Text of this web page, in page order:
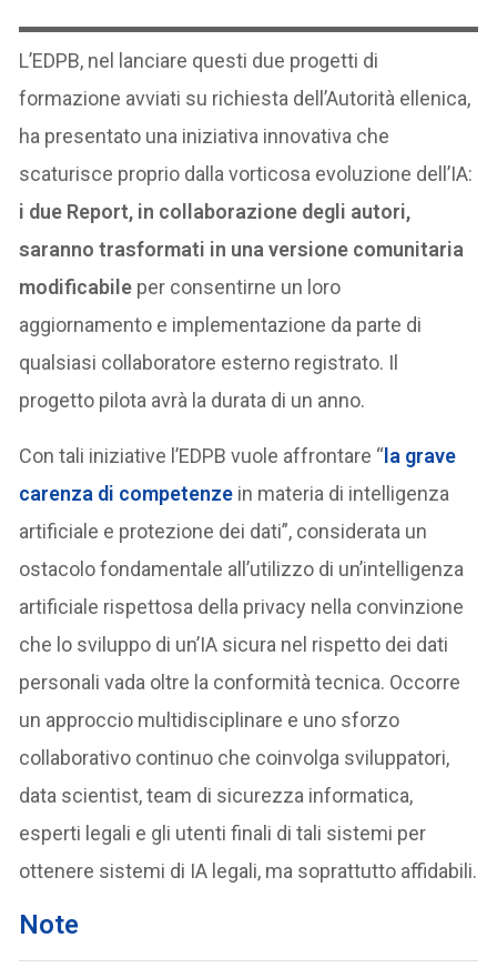
L’EDPB, nel lanciare questi due progetti di
formazione avviati su richiesta dell’Autorità ellenica,
ha presentato una iniziativa innovativa che
scaturisce proprio dalla vorticosa evoluzione dell’IA:
i due Report, in collaborazione degli autori,
saranno trasformati in una versione comunitaria
modificabile per consentirne un loro
aggiornamento e implementazione da parte di
qualsiasi collaboratore esterno registrato. Il
progetto pilota avrà la durata di un anno.
Con tali iniziative l’EDPB vuole affrontare “ la grave
carenza di competenze in materia di intelligenza
artificiale e protezione dei dati”, considerata un
ostacolo fondamentale all’utilizzo di un’intelligenza
artificiale rispettosa della privacy nella convinzione
che lo sviluppo di un’IA sicura nel rispetto dei dati
personali vada oltre la conformità tecnica. Occorre
un approccio multidisciplinare e uno sforzo
collaborativo continuo che coinvolga sviluppatori,
data scientist, team di sicurezza informatica,
esperti legali e gli utenti finali di tali sistemi per
ottenere sistemi di IA legali, ma soprattutto affidabili.
Note